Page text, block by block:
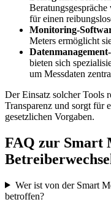
für einen
Monitoring-
Meters ermöglicht
bieten sich
um Messdaten
Der Einsatz solcher Tools
Transparenz und sorgt für
gesetzlichen Vorgaben.
FAQ zur Smart
Wer ist von der Smart
betroffen?